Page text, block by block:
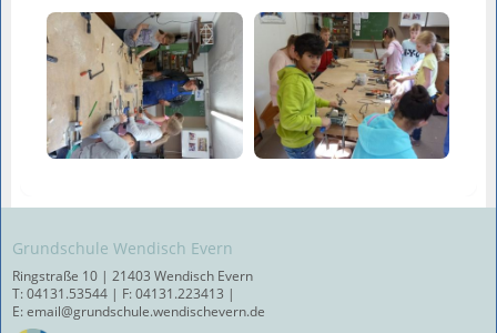
Grundschule Wendisch Evern
Ringstraße 10 | 21403 Wendisch Evern
T: 04131.53544 | F: 04131.223413 |
E: email@grundschule.wendischevern.de